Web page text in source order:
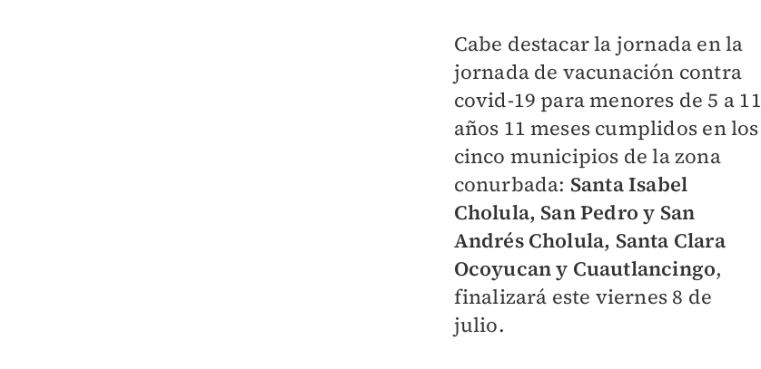
Cabe destacar la jornada en la
jornada de vacunación contra
covid-19 para menores de 5 a 11
años 11 meses cumplidos en los
cinco municipios de la zona
conurbada: Santa Isabel
Cholula, San Pedro y San
Andrés Cholula, Santa Clara
Ocoyucan y Cuautlancingo,
finalizará este viernes 8 de
julio.